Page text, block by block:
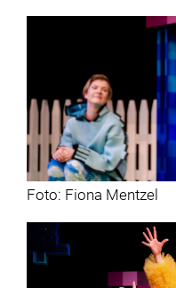
Foto: Fiona Mentzel